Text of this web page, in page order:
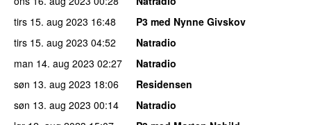
tirs 15. aug 2023 16:48
P3 med Nynne Givskov
tirs 15. aug 2023 04:52
Natradio
man 14. aug 2023 02:27
Natradio
søn 13. aug 2023 18:06
Residensen
søn 13. aug 2023 00:14
Natradio